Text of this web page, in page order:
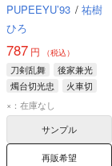
PUPEEYU’93 / 祐樹
ひろ
787 円 （税込）
刀剣乱舞
後家兼光
燭台切光忠
火車切
×：在庫なし
サンプル
再販希望